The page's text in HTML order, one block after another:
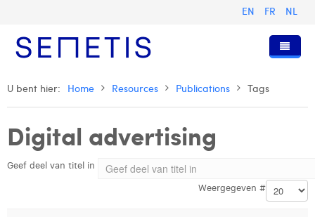
EN FR NL
Home
Diensten
Digital Advertising
Digital Business Intelligence
Wie zijn wij
Onze Geschiedenis
Pers & Publicaties
U bent hier: Home Resources Publications Tags
Digital advertising
Geef deel van titel in
Weergegeven #